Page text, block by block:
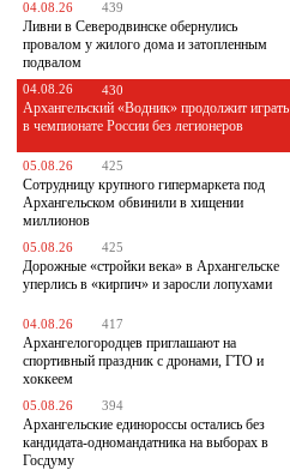
04.08.26 439
Ливни в Северодвинске обернулись
провалом у жилого дома и затопленным
подвалом
04.08.26 430
Архангельский «Водник» продолжит играть
в чемпионате России без легионеров
05.08.26 425
Сотрудницу крупного гипермаркета под
Архангельском обвинили в хищении
миллионов
05.08.26 425
Дорожные «стройки века» в Архангельске
уперлись в «кирпич» и заросли лопухами
04.08.26 417
Архангелогородцев приглашают на
спортивный праздник с дронами, ГТО и
хоккеем
05.08.26 394
Архангельские единороссы остались без
кандидата-одномандатника на выборах в
Госдуму